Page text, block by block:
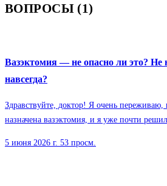
ВОПРОСЫ (1)
Вазэктомия — не опасно ли это? Не
навсегда?
Здравствуйте, доктор! Я очень переживаю,
назначена вазэктомия, и я уже почти решил
5 июня 2026 г. 53 просм.